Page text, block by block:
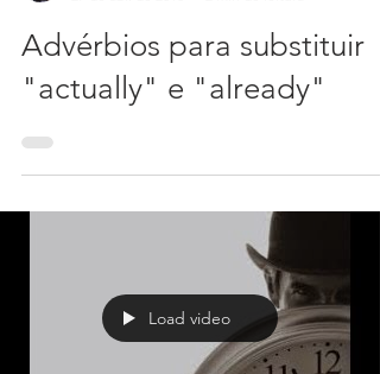
27 de abr. de 2018
2 min de leitura
Advérbios para substituir
"actually" e "already"
Load video